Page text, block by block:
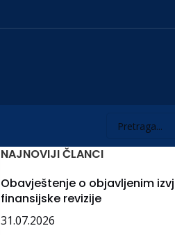
NAJNOVIJI ČLANCI
Obavještenje o objavljenim
finansijske revizije
31.07.2026